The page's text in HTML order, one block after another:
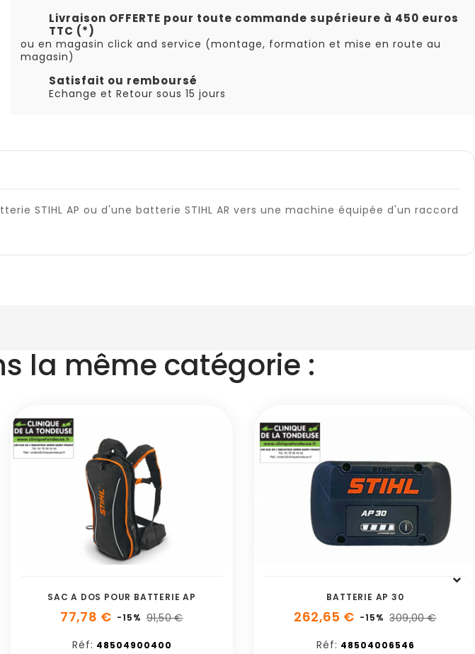
Livraison OFFERTE pour toute commande supérieure à 450 euros
TTC (*)
ou en magasin click and service (montage, formation et mise en route au
magasin)
Satisfait ou remboursé
Echange et Retour sous 15 jours
STIHL AP ou d'une batterie STIHL AR vers une machine équipée d'un raccord
la même catégorie :
SAC A DOS POUR BATTERIE AP
77,78 € -15% 91,50 €
Réf: 48504900400
BATTERIE AP 30
262,65 € -15% 309,00 €
Réf: 48504006546